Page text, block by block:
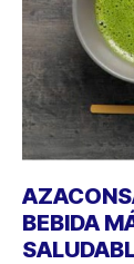
BEBIDA